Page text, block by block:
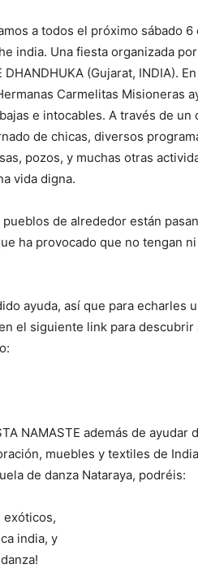
a todos el próximo sábado
india. Una fiesta organizada
(Gujarat, INDIA).
Carmelitas Misioneras
e intocables. A través de
de chicas, diversos
pozos, y muchas otras
vida digna.
de alrededor están
ha provocado que no tengan
ayuda, así que para echarles
el siguiente link para
NAMASTE además de
muebles y textiles de
de danza Nataraya, podréis:
exóticos,
india, y